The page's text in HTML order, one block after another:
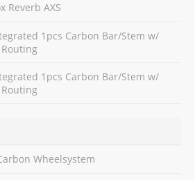
Reverb AXS
1pcs Carbon Bar/Stem w/
1pcs Carbon Bar/Stem w/
Wheelsystem